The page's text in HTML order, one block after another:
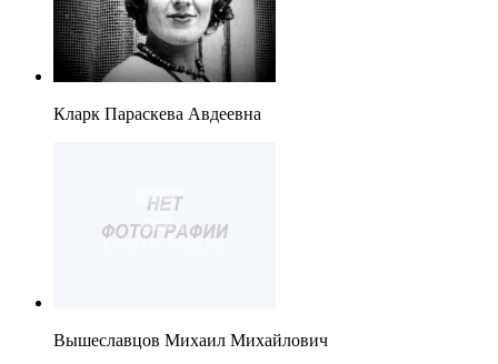
Кларк Параскева Авдеевна
Вышеславцов Михаил Михайлович